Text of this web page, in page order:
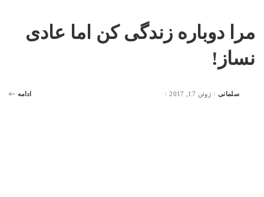
مرا دوباره زندگی کن اما عادی
نساز!
Postedسلمانی ژوئن 17, 2017 ادامه